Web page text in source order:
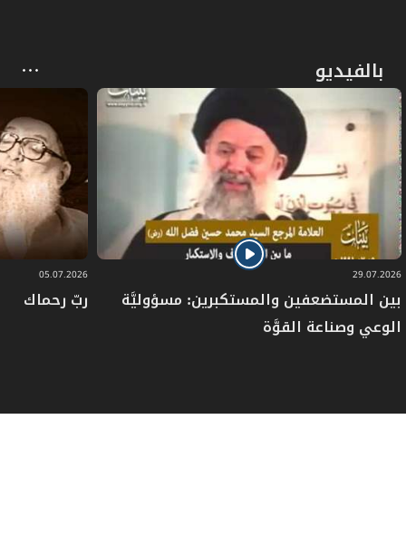
بالفيديو
29.07.2026
بين المستضعفين والمستكبرين: مسؤوليَّة
الوعي وصناعة القوَّة
05.07.2026
ربّ رحماك